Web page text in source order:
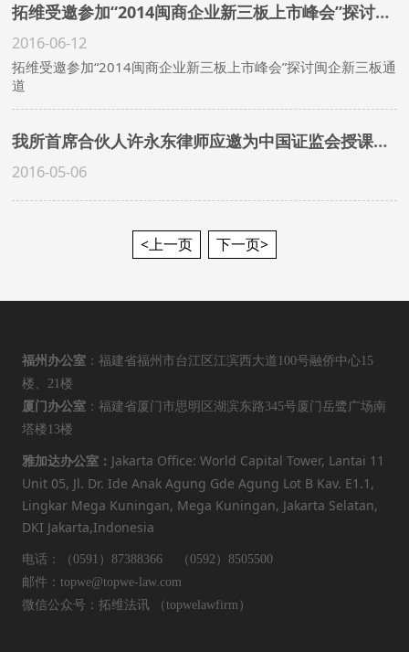
拓维受邀参加“2014闽商企业新三板上市峰会”探讨闽企新三板通道
2016-06-12
拓维受邀参加“2014闽商企业新三板上市峰会”探讨闽企新三板通
道
我所首席合伙人许永东律师应邀为中国证监会授课培训
2016-05-06
<上一页 下一页>
福州办公室 ：福建省福州市台江区江滨西大道100号融侨中心15
楼、21楼
厦门办公室 ：福建省厦门市思明区湖滨东路345号厦门岳鹭广场南
塔楼13楼
雅加达办公室： Jakarta Office: World Capital Tower, Lantai 11
Unit 05, Jl. Dr. Ide Anak Agung Gde Agung Lot B Kav. E1.1,
Lingkar Mega Kuningan, Mega Kuningan, Jakarta Selatan,
DKI Jakarta,Indonesia
电话：（0591）87388366 （0592）8505500
邮件：topwe@topwe-law.com
微信公众号：拓维法讯 （topwelawfirm）